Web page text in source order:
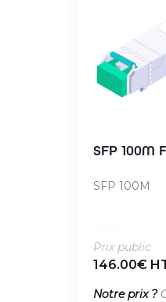
SFP 100M
SFP 100M
Prix public
146.00€
Notre prix ?